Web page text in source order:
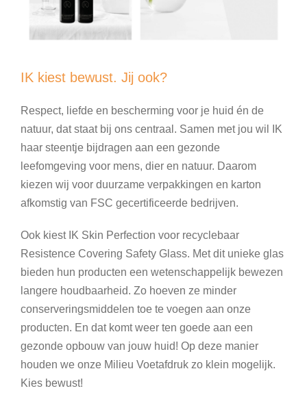
IK kiest bewust. Jij ook?
Respect, liefde en bescherming voor je huid én de
natuur, dat staat bij ons centraal. Samen met jou wil IK
haar steentje bijdragen aan een gezonde
leefomgeving voor mens, dier en natuur. Daarom
kiezen wij voor duurzame verpakkingen en karton
afkomstig van FSC gecertificeerde bedrijven.
Ook kiest IK Skin Perfection voor recyclebaar
Resistence Covering Safety Glass. Met dit unieke glas
bieden hun producten een wetenschappelijk bewezen
langere houdbaarheid. Zo hoeven ze minder
conserveringsmiddelen toe te voegen aan onze
producten. En dat komt weer ten goede aan een
gezonde opbouw van jouw huid! Op deze manier
houden we onze Milieu Voetafdruk zo klein mogelijk.
Kies bewust!